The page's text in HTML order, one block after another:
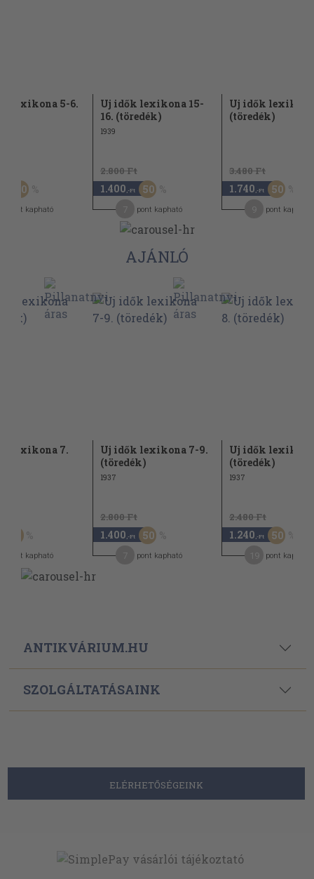
lexikona 5-6.
50
pont kapható
Uj idők lexikona 15-
16. (töredék)
1939
2.800 Ft
1.400 ,-Ft 50
pont kapható
Uj idők
(töredék)
3.480 Ft
1.740 ,-Ft 50
pont kapható
AJÁNLÓ
lexikona 7.
pont kapható
Uj idők lexikona 7-9.
(töredék)
1937
2.800 Ft
1.400 ,-Ft 50
pont kapható
Uj idők
(töredék)
1937
2.480 Ft
1.240 ,-Ft 50
pont kapható
ANTIKVÁRIUM.HU
SZOLGÁLTATÁSAINK
ELÉRHETŐSÉGEINK